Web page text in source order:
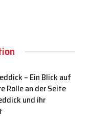
– Ein Blick auf
Rolle an der Seite
und ihr